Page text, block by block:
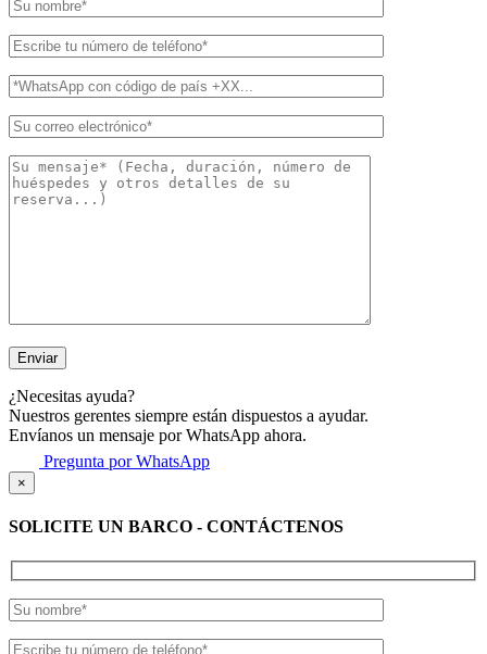
¿Necesitas ayuda?
Nuestros gerentes siempre están dispuestos a ayudar.
Envíanos un mensaje por WhatsApp ahora.
Pregunta por WhatsApp
×
SOLICITE UN BARCO - CONTÁCTENOS